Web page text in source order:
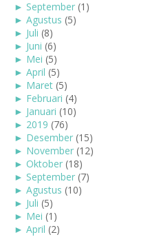
► September (1)
► Agustus (5)
► Juli (8)
► Juni (6)
► Mei (5)
► April (5)
► Maret (5)
► Februari (4)
► Januari (10)
► 2019 (76)
► Desember (15)
► November (12)
► Oktober (18)
► September (7)
► Agustus (10)
► Juli (5)
► Mei (1)
► April (2)